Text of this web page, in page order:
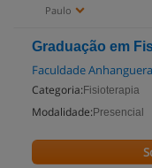
Paulo
Graduação em
Faculdade
Categoria: Fisioterapia
Modalidade: Presencial